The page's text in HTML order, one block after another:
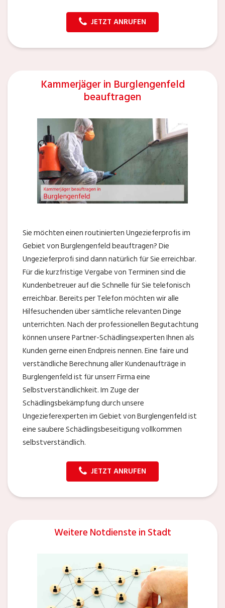
JETZT ANRUFEN
Kammerjäger in Burglengenfeld
beauftragen
Sie möchten einen routinierten Ungezieferprofis im
Gebiet von Burglengenfeld beauftragen? Die
Ungezieferprofi sind dann natürlich für Sie erreichbar.
Für die kurzfristige Vergabe von Terminen sind die
Kundenbetreuer auf die Schnelle für Sie telefonisch
erreichbar. Bereits per Telefon möchten wir alle
Hilfesuchenden über sämtliche relevanten Dinge
unterrichten. Nach der professionellen Begutachtung
können unsere Partner-Schädlingsexperten Ihnen als
Kunden gerne einen Endpreis nennen. Eine faire und
verständliche Berechnung aller Kundenaufträge in
Burglengenfeld ist für unserr Firma eine
Selbstverständlichkeit. Im Zuge der
Schädlingsbekämpfung durch unsere
Ungezieferexperten im Gebiet von Burglengenfeld ist
eine saubere Schädlingsbeseitigung vollkommen
selbstverständlich.
JETZT ANRUFEN
Weitere Notdienste in Stadt